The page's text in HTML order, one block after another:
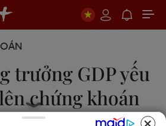
trưởng GDP yếu
chứng khoán